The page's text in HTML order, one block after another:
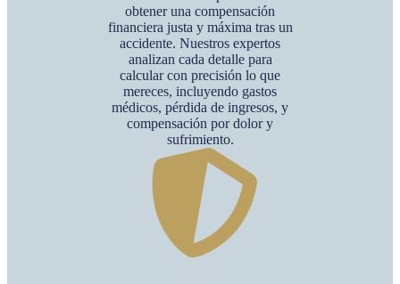
obtener una compensación
financiera justa y máxima tras un
accidente. Nuestros expertos
analizan cada detalle para
calcular con precisión lo que
mereces, incluyendo gastos
médicos, pérdida de ingresos, y
compensación por dolor y
sufrimiento.